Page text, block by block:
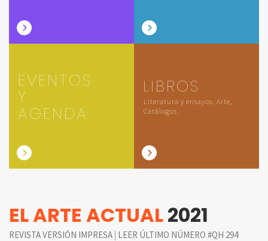
EVENTOS
Y
AGENDA
LIBROS
Literatura y ensayos, Arte,
Catálogos
EL ARTE ACTUAL2021
REVISTA VERSIÓN IMPRESA | LEER ÚLTIMO NÚMERO #QH 294